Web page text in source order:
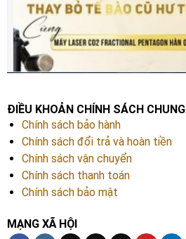
ĐIỀU KHOẢN CHÍNH SÁCH CHUNG
Chính sách bảo hành
Chính sách đổi trả và hoàn tiền
Chính sách vận chuyển
Chính sách thanh toán
Chính sách bảo mật
MẠNG XÃ HỘI